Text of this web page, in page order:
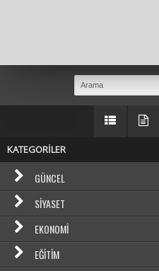
KATEGORİLER
GÜNCEL
SIYASET
EKONOMI
EĞITIM